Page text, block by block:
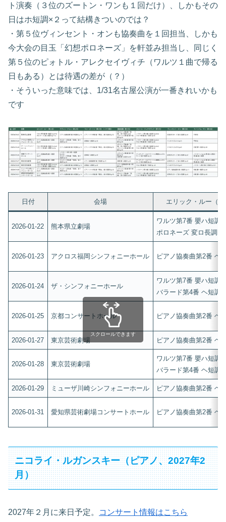
ト演奏（３位のズートン・ワンも１回だけ）、しかもその
日はホ短調×２って結構きついのでは？
・第５位ヴィンセント・オンも協奏曲を１回担当、しかも
今大会の目玉「幻想ポロネーズ」を軒並み担当し、同じく
第５位のピォトル・アレクセイヴィチ（ワルツ１曲で帰る
日もある）とは待遇の差が（？）
・そういった意味では、1/31名古屋公演が一番きれいかも
です
日付 会場 エリック・ルー（
2026-01-22 熊本県立劇場
ワルツ第7番 嬰ハ短調
ポロネーズ 変ロ長調
2026-01-23 アクロス福岡シンフォニーホール ピアノ協奏曲第2番 ヘ
2026-01-24 ザ・シンフォニーホール
ワルツ第7番 嬰ハ短調
バラード第4番 ヘ短調
2026-01-25 京都コンサートホール ピアノ協奏曲第2番 ヘ
2026-01-27 東京芸術劇場 ピアノ協奏曲第2番 ヘ
2026-01-28 東京芸術劇場
ワルツ第7番 嬰ハ短調
バラード第4番 ヘ短調
2026-01-29 ミューザ川崎シンフォニーホール ピアノ協奏曲第2番 ヘ
2026-01-31 愛知県芸術劇場コンサートホール ピアノ協奏曲第2番 ヘ
スクロールできます
ニコライ・ルガンスキー（ピアノ、2027年2
月）
2027年２月に来日予定。 コンサート情報はこちら